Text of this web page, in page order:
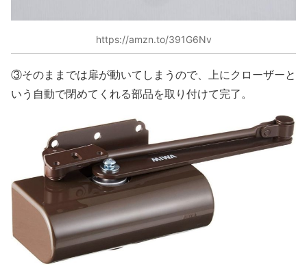
https://amzn.to/391G6Nv
③そのままでは扉が動いてしまうので、上にクローザーと
いう自動で閉めてくれる部品を取り付けて完了。